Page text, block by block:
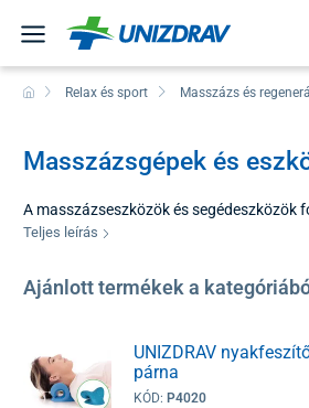
Relax és sport Masszázs és
Masszázsgépek és
A masszázseszközök és segédeszközök
mozgásszervi rendszer regenerációjának
formáit alkalmazza az izomfeszültség
javítására és a szövetek gyógyulási
segít megszüntetni az izomfájdalmat,
mozgástartományt, és hozzájárul a
gyorsabb felépüléshez.
Teljes leírás
Ajánlott termékek a
UNIZDRAV
párna
KÓD: P4020